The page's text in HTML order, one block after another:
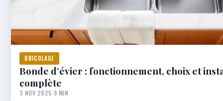
BRICOLAGE
Bonde d’évier : fonctionnement, choix et
complète
3 NOV 2025·9 MIN